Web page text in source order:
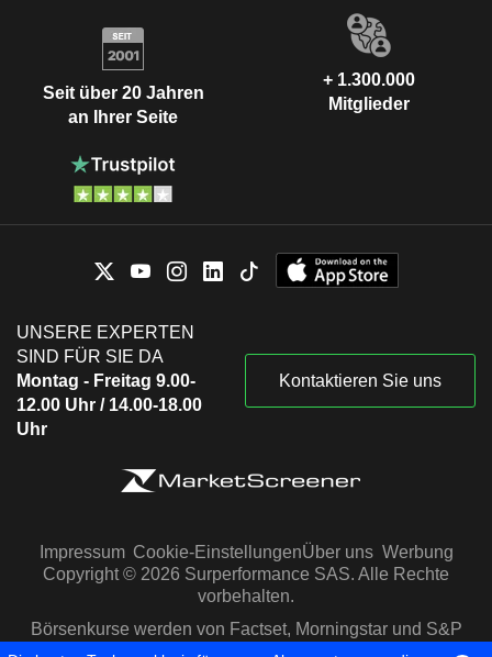
Seit über 20 Jahren
an Ihrer Seite
+ 1.300.000
Mitglieder
UNSERE EXPERTEN
SIND FÜR SIE DA
Montag - Freitag 9.00-
12.00 Uhr / 14.00-18.00
Uhr
Kontaktieren Sie uns
Impressum Cookie-EinstellungenÜber uns Werbung
Copyright © 2026 Surperformance SAS. Alle Rechte
vorbehalten.
Börsenkurse werden von Factset, Morningstar und S&P
Capital IQ zur Verfügung gestellt